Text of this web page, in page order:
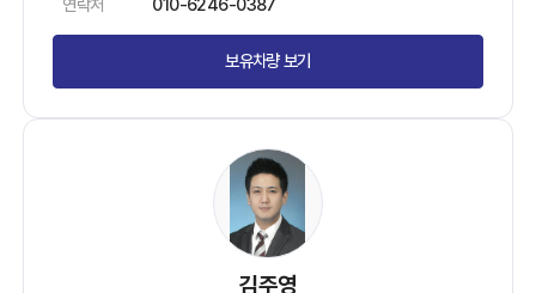
연락처
010-6246-0387
보유차량 보기
김주영